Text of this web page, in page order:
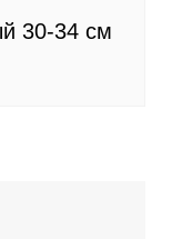
30-34 см